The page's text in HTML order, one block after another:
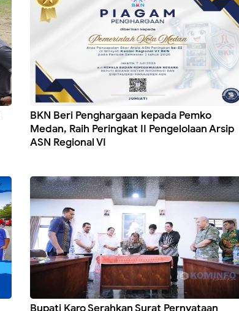
BKN Beri Penghargaan kepada Pemko
Medan, Raih Peringkat II Pengelolaan Arsip
ASN Regional VI
Bupati Karo Serahkan Surat Pernyataan